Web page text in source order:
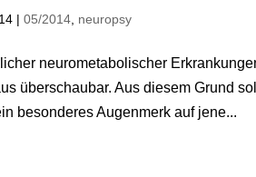
|05/2014 neuropsy
neurometabolischer
überschaubar. Aus diesem Grund
besonderes Augenmerk auf jene...